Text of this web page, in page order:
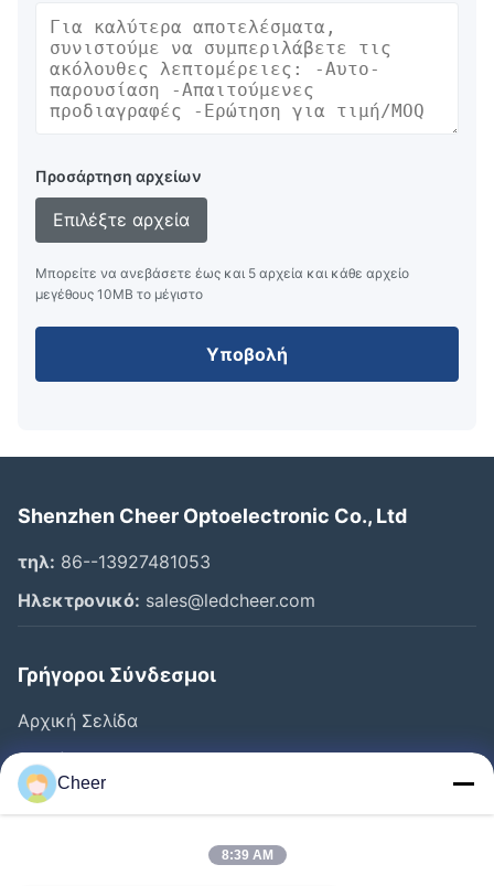
Προσάρτηση αρχείων
Επιλέξτε αρχεία
Μπορείτε να ανεβάσετε έως και 5 αρχεία και κάθε αρχείο
μεγέθους 10ΜB το μέγιστο
Υποβολή
Shenzhen Cheer Optoelectronic Co., Ltd
τηλ: 86--13927481053
Ηλεκτρονικό: sales@ledcheer.com
Γρήγοροι Σύνδεσμοι
Αρχική Σελίδα
Προϊόντα
Σχετικά Με Εμάς
Cheer
8:39 AM